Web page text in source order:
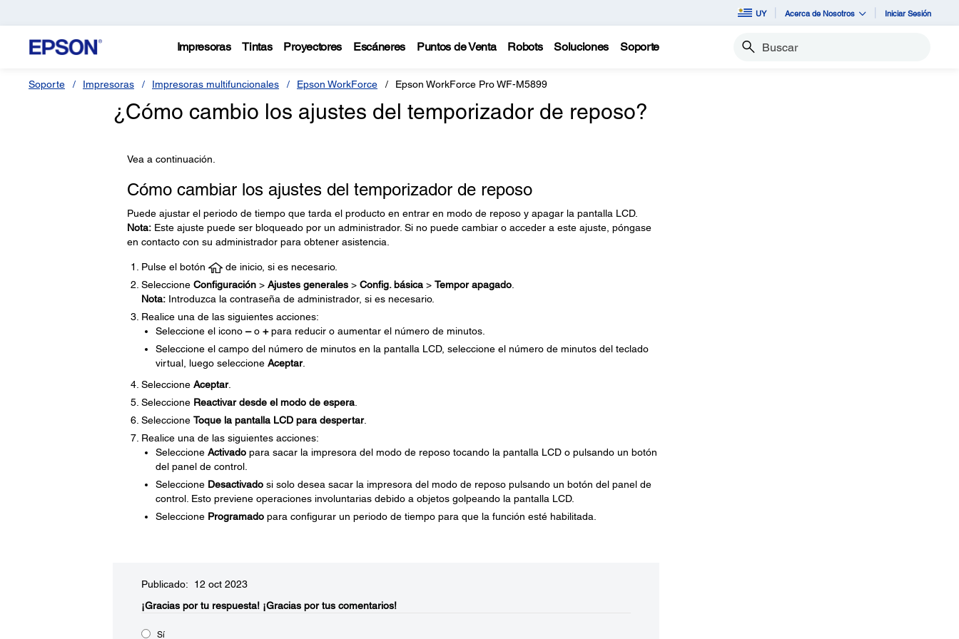
UY Acerca de Nosotros Iniciar Sesión
Impresoras Tintas Proyectores Escáneres Puntos de Venta Robots Soluciones Soporte Buscar
Soporte Impresoras Impresoras multifuncionales Epson WorkForce Epson WorkForce Pro WF-M5899
¿Cómo cambio los ajustes del temporizador de reposo?
Vea a continuación.
Cómo cambiar los ajustes del temporizador de reposo
Puede ajustar el periodo de tiempo que tarda el producto en entrar en modo de reposo y apagar la pantalla LCD.
Nota:Este ajuste puede ser bloqueado por un administrador. Si no puede cambiar o acceder a este ajuste, póngase
en contacto con su administrador para obtener asistencia.
Pulse el botón
de inicio, si es necesario.
Seleccione Configuración> Ajustes generales> Config. básica> Tempor apagado.
Nota:Introduzca la contraseña de administrador, si es necesario.
Realice una de las siguientes acciones:
Seleccione el icono –o +para reducir o aumentar el número de minutos.
Seleccione el campo del número de minutos en la pantalla LCD, seleccione el número de minutos del teclado
virtual, luego seleccione Aceptar.
Seleccione Aceptar.
Seleccione Reactivar desde el modo de espera.
Seleccione Toque la pantalla LCD para despertar.
Realice una de las siguientes acciones:
Seleccione Activadopara sacar la impresora del modo de reposo tocando la pantalla LCD o pulsando un botón
del panel de control.
Seleccione Desactivadosi solo desea sacar la impresora del modo de reposo pulsando un botón del panel de
control. Esto previene operaciones involuntarias debido a objetos golpeando la pantalla LCD.
Seleccione Programadopara configurar un periodo de tiempo para que la función esté habilitada.
Publicado: 12 oct 2023
¡Gracias por tu respuesta! ¡Gracias por tus comentarios!
Sí